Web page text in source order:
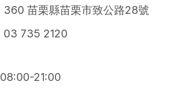
360 苗栗縣苗栗市致公路28號
03 735 2120
08:00-21:00